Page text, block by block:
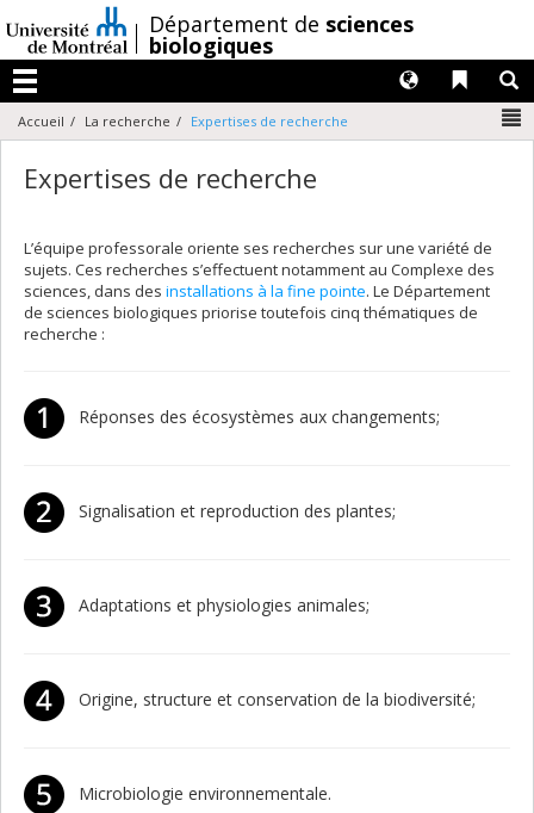
au
contenu
/Département de sciences
biologiques
Menu
Liens
Langues
Accueil La recherche Expertises de recherche
Expertises de recherche
L’équipe professorale oriente ses recherches sur une variété de
sujets. Ces recherches s’effectuent notamment au Complexe des
sciences, dans des installations à la fine pointe. Le Département
de sciences biologiques priorise toutefois cinq thématiques de
recherche :
Réponses des écosystèmes aux changements;
Signalisation et reproduction des plantes;
Adaptations et physiologies animales;
Origine, structure et conservation de la biodiversité;
Microbiologie environnementale.